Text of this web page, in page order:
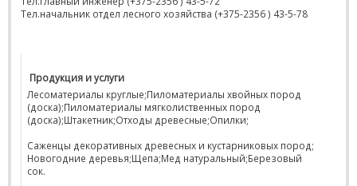
Тел.начальник отдел лесного хозяйства (+375-2356 ) 43-5-78
Продукция и услуги
Лесоматериалы круглые;Пиломатериалы хвойных пород
(доска);Пиломатериалы мягколиственных пород
(доска);Штакетник;Отходы древесные;Опилки;
Саженцы декоративных древесных и кустарниковых пород;
Новогодние деревья;Щепа;Мед натуральный;Березовый
сок.